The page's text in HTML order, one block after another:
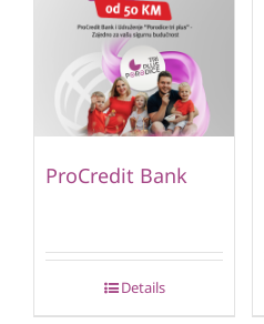
ProCredit Bank
Details